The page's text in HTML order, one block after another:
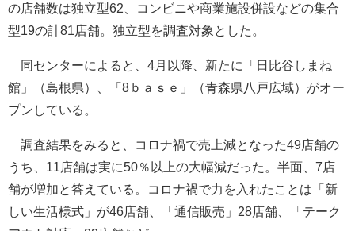
の店舗数は独立型62、コンビニや商業施設併設などの集合
型19の計81店舗。独立型を調査対象とした。
同センターによると、4月以降、新たに「日比谷しまね
館」（島根県）、「8ｂａｓｅ」（青森県八戸広域）がオー
プンしている。
調査結果をみると、コロナ禍で売上減となった49店舗の
うち、11店舗は実に50％以上の大幅減だった。半面、7店
舗が増加と答えている。コロナ禍で力を入れたことは「新
しい生活様式」が46店舗、「通信販売」28店舗、「テーク